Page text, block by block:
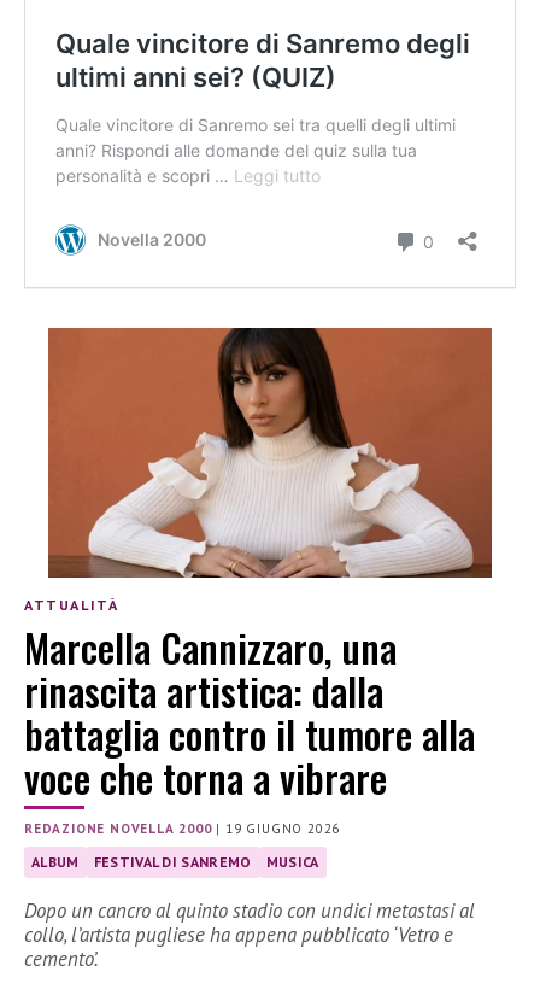
ATTUALITÀ
Marcella Cannizzaro, una
rinascita artistica: dalla
battaglia contro il tumore alla
voce che torna a vibrare
REDAZIONE NOVELLA 2000| 19 GIUGNO 2026
ALBUM FESTIVAL DI SANREMO MUSICA
Dopo un cancro al quinto stadio con undici metastasi al
collo, l’artista pugliese ha appena pubblicato ‘Vetro e
cemento’.